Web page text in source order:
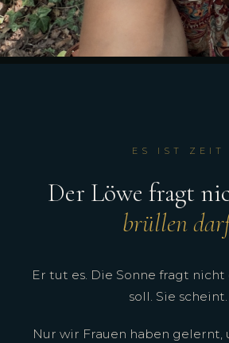
ES IST ZEIT
Der Löwe fragt
brüllen
Er tut es. Die Sonne fragt nicht
soll. Sie scheint.
Nur wir Frauen haben gelernt,